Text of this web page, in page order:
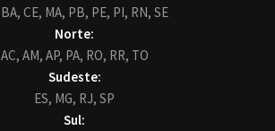
BA, CE, MA, PB, PE, PI, RN, SE
Norte:
AC, AM, AP, PA, RO, RR, TO
Sudeste:
ES, MG, RJ, SP
Sul: